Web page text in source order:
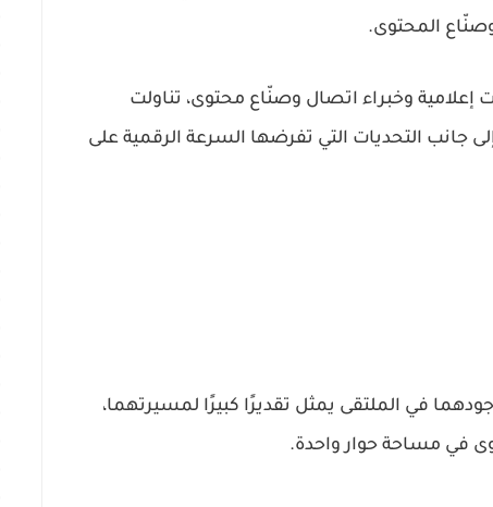
وصنّاع المحتوى.
وخبراء اتصال وصنّاع محتوى، تناولت
جانب التحديات التي تفرضها السرعة الرقمية على
في الملتقى يمثل تقديرًا كبيرًا لمسيرتهما،
في مساحة حوار واحدة.